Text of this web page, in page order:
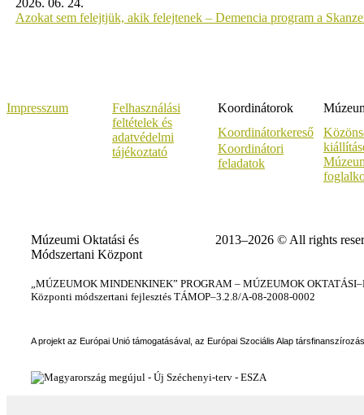
Azokat sem felejtjük, akik felejtenek – Demencia program a
Impresszum
Felhasználási
feltételek és
adatvédelmi
tájékoztató
Koordinátorok
Koordinátorkereső
Koordinátori
feladatok
Múzeumi Oktatási és
Módszertani Központ
2013–2026 © All rights
„MÚZEUMOK MINDENKINEK” PROGRAM – MÚZEUMOK
Központi módszertani fejlesztés TÁMOP–3.2.8/A-08-2008-0002
A projekt az Európai Unió támogatásával, az Európai Szociális Alap